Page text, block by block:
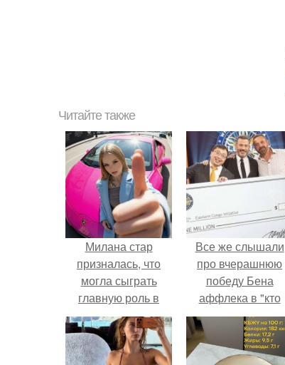
Читайте также
Милана стар
призналась, что
могла сыграть
главную роль в
фильме "Алиса в
Стране Чудес"
вместо Ани
Все же слышали
про вчерашнюю
победу Бена
аффлека в "кто
хочет стать
миллионером?